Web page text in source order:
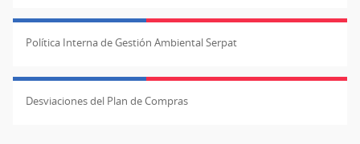
Política Interna de Gestión Ambiental Serpat
Desviaciones del Plan de Compras